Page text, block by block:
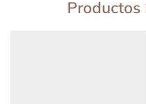
Productos